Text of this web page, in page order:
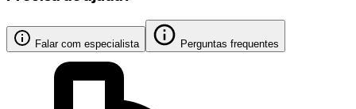
Falar com especialista Perguntas frequentes